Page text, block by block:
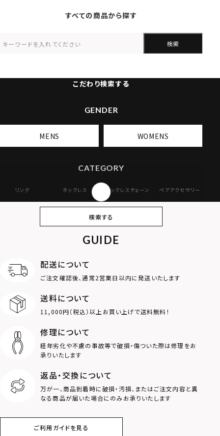
すべての商品から探す
検索
こだわり検索する
GENDER
MENS WOMENS
CATEGORY
リング ネックレス ネックレスチェーン ペアアクセサリー
オンラインストア
ギフトボックス
MOTIF
ダブルリング
ロゴ
クラウン
スター
検索する
GUIDE
配送について
ご注文確認後、通常2営業日以内に発送いたします
送料について
11,000円（税込）以上お買い上げで送料無料！
修理について
経年劣化や不慮の事故等で破損・傷ついた際は修理をお
承りいたします
返品・交換について
万が一、商品到着時に破損・汚損、またはご注文内容と異
なる商品が届いた場合にのみお承りいたします
ご利用ガイドを見る